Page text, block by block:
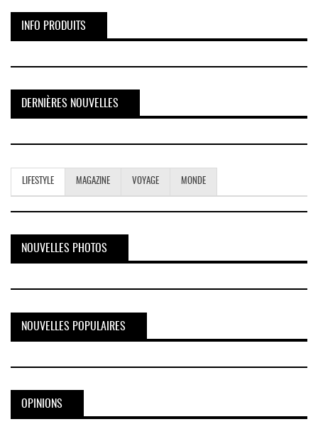
INFO PRODUITS
DERNIÈRES NOUVELLES
LIFESTYLE MAGAZINE VOYAGE MONDE
NOUVELLES PHOTOS
NOUVELLES POPULAIRES
OPINIONS